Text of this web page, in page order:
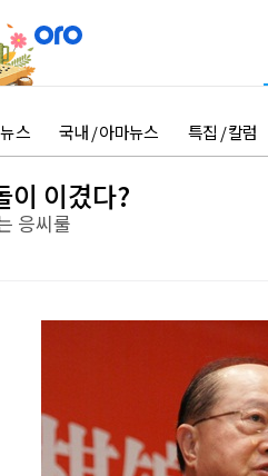
스 국내 / 아마뉴스 특집 / 칼럼
이 이겼다?
응씨룰